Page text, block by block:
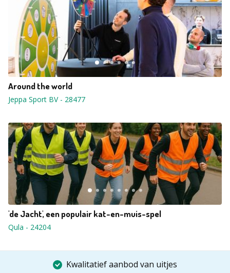
Around the world
Jeppa Sport BV- 28477
'de Jacht', een populair kat-en-muis-spel
Qula - 24204
Kwalitatief aanbod van uitjes